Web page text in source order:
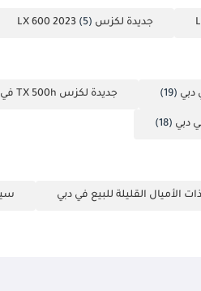
جديدة لكزس LX 600 2023 (5)
(19) جديدة لكزس TX 500h في دبي
(18)
الأميال القليلة للبيع في دبي